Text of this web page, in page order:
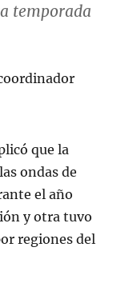
temporada
que la
ondas de
el año
y otra tuvo
regiones del